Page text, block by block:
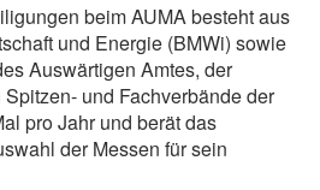
beim AUMA besteht aus
und Energie (BMWi) sowie
Auswärtigen Amtes, der
und Fachverbände der
pro Jahr und berät das
der Messen für sein